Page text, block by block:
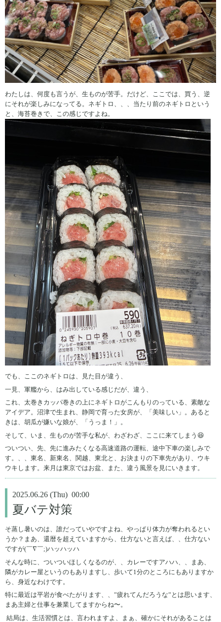
わたしは、何度も言うが、生ものが苦手。だけど、ここでは、買う、逆
にそれが楽しみになってる。ネギトロ、、、当たり前のネギトロという
と、海苔巻きで、この感じですよね。
でも、ここのネギトロは、見た目が違う、
一見、軍艦から、はみ出している感じだが、違う、
これ、太巻きカッパ巻きの上にネギトロがこんもりのっている、素敵な
アイデア。沼津で生まれ、静岡で育った女房が、「美味しい」。あると
きは、胡瓜が嫌いな娘が、「うっま！」。
そして、いま、生ものが苦手な私が、わざわざ、ここに来てしまう😆
ついつい、先、先に進みたくなる高速道路の運転、途中下車の楽しみで
す。、、東名、新東名、関越、東北と、お決まりの下車先があり、ウキ
ウキします。来月は東京ではお盆、また、違う風景を見にいきます。
2025.06.26 (Thu) 00:00
夏バテ対策
そ蒸し暑いのは、誰だっていやですよね、やっぱり体力が奪われるとい
うか？まあ、還暦を超えていますから、仕方ないと言えば、、仕方ない
ですが(￣∇￣;)ハッハッハ
そんな時に、ついついほしくなるのが、、カレーですアハハ、、まあ、
隣がカレー屋というのもありますし、歩いて1分のところにもありますか
ら、身近なわけです。
特に最近は平岩が食べたがります、、”疲れてんだろうな”とは思います、
まあ主婦と仕事を兼業してますからね〜。
結局は、生活習慣とは、言われますよ、まぁ、確かにそれがあることは